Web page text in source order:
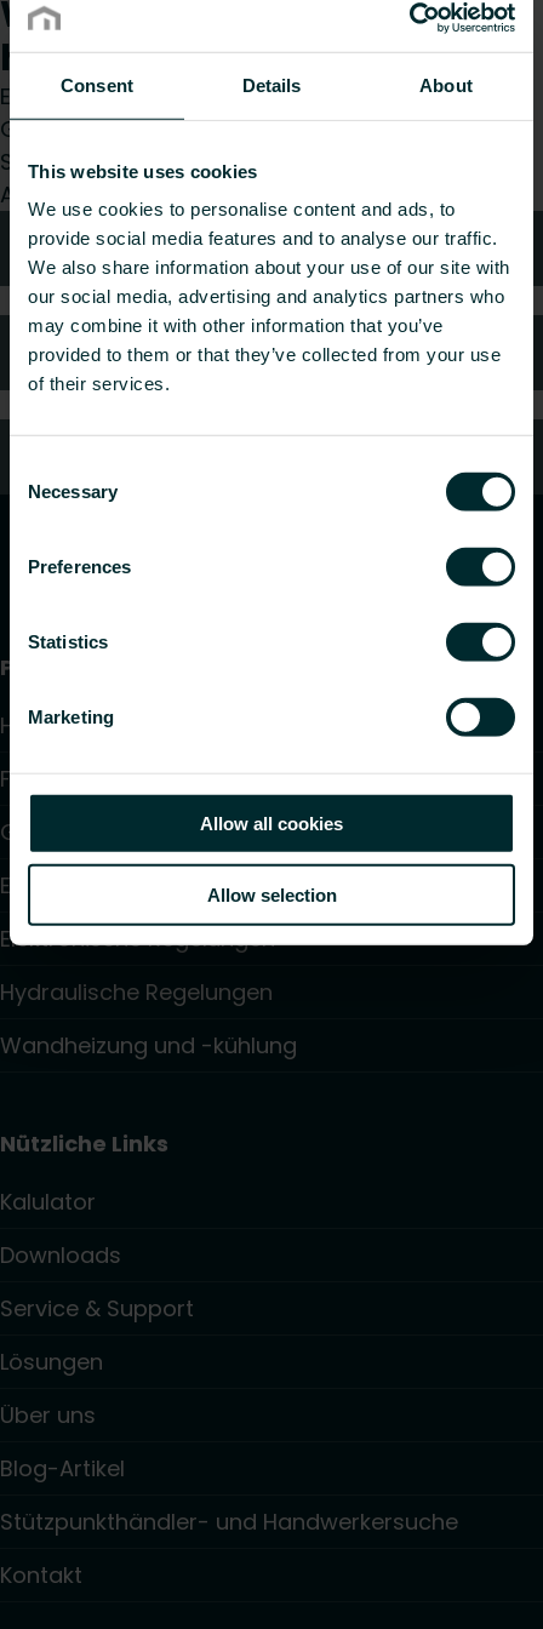
Consent Details About
This website uses cookies
We use cookies to personalise content and ads, to
provide social media features and to analyse our traffic.
We also share information about your use of our site with
our social media, advertising and analytics partners who
may combine it with other information that you’ve
provided to them or that they’ve collected from your use
of their services.
Selection
Necessary
Preferences
Statistics
Marketing
Allow all cookies
Allow selection
Wie können wir Ihnen
helfen?
Egal, ob Sie Installateur, Architekt, Planer,
Großhändler oder Endverbraucher sind, treffen
Sie eine Wahl und wir kümmern uns gerne um Ihr
Anliegen.
Technische Beratung
Häufig gestellte Fragen
Produkte
Heizkörper
Fußbodenheizung und -kühlung
Gebläsekonvektoren
Elektroheizung
Elektronische Regelungen
Hydraulische Regelungen
Wandheizung und -kühlung
Nützliche Links
Kalulator
Downloads
Service & Support
Lösungen
Über uns
Blog-Artikel
Stützpunkthändler- und Handwerkersuche
Kontakt